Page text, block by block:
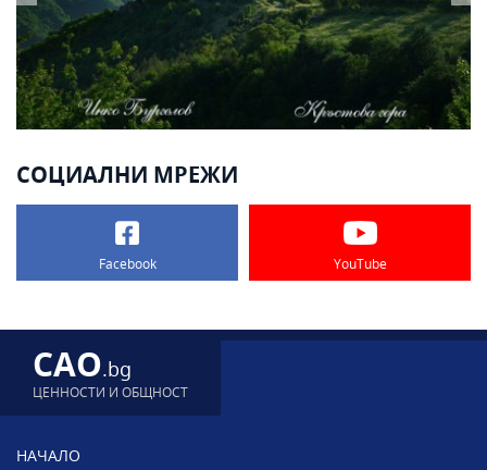
СОЦИАЛНИ МРЕЖИ
Facebook YouTube
CAO.bg
ЦЕННОСТИ И ОБЩНОСТ
НАЧАЛО